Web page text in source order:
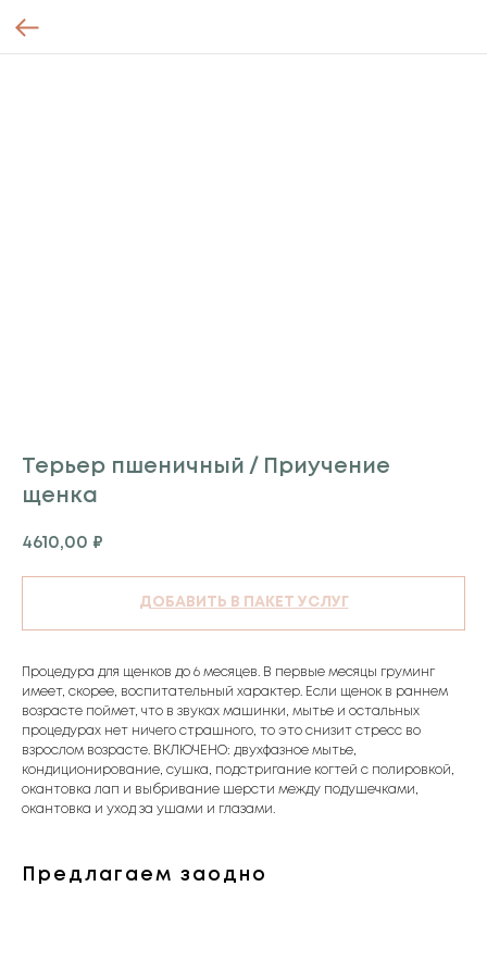
Терьер пшеничный / Приучение
щенка
4610,00 ₽
ДОБАВИТЬ В ПАКЕТ УСЛУГ
Процедура для щенков до 6 месяцев. В первые месяцы груминг
имеет, скорее, воспитательный характер. Если щенок в раннем
возрасте поймет, что в звуках машинки, мытье и остальных
процедурах нет ничего страшного, то это снизит стресс во
взрослом возрасте. ВКЛЮЧЕНО: двухфазное мытье,
кондиционирование, сушка, подстригание когтей с полировкой,
окантовка лап и выбривание шерсти между подушечками,
окантовка и уход за ушами и глазами.
Предлагаем заодно